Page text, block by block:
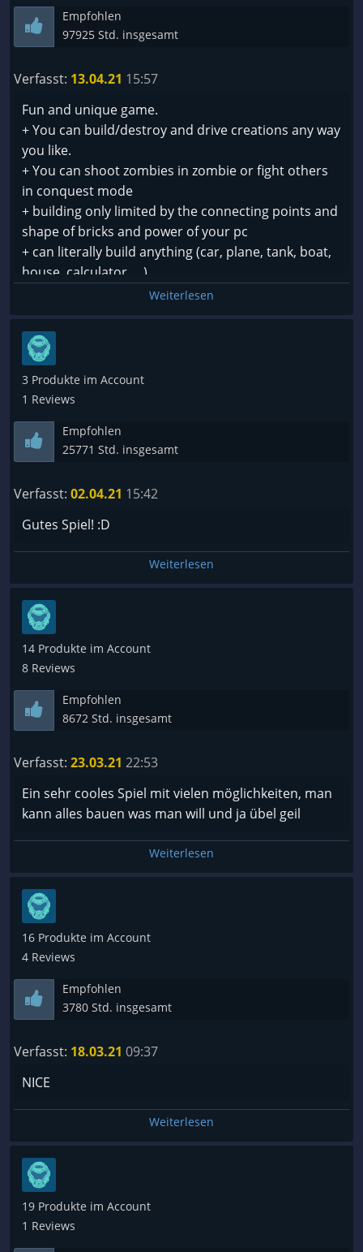
Empfohlen
97925 Std. insgesamt
Verfasst: 13.04.21 15:57
Fun and unique game.
+ You can build/destroy and drive creations any way
you like.
+ You can shoot zombies in zombie or fight others
in conquest mode
+ building only limited by the connecting points and
shape of bricks and power of your pc
+ can literally build anything (car, plane, tank, boat,
house, calculator.....)
Weiterlesen
3 Produkte im Account
1 Reviews
Empfohlen
25771 Std. insgesamt
Verfasst: 02.04.21 15:42
Gutes Spiel! :D
Weiterlesen
14 Produkte im Account
8 Reviews
Empfohlen
8672 Std. insgesamt
Verfasst: 23.03.21 22:53
Ein sehr cooles Spiel mit vielen möglichkeiten, man
kann alles bauen was man will und ja übel geil
Weiterlesen
16 Produkte im Account
4 Reviews
Empfohlen
3780 Std. insgesamt
Verfasst: 18.03.21 09:37
NICE
Weiterlesen
19 Produkte im Account
1 Reviews